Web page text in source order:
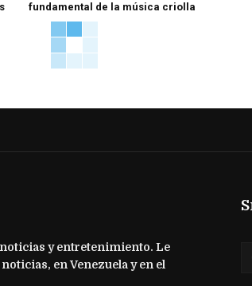
fundamental de la música criolla
y entretenimiento. Le
en Venezuela y en el